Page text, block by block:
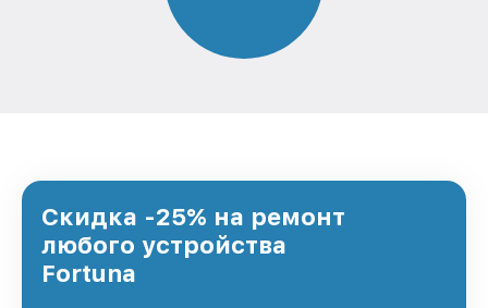
Скидка -25% на ремонт
любого устройства
Fortuna